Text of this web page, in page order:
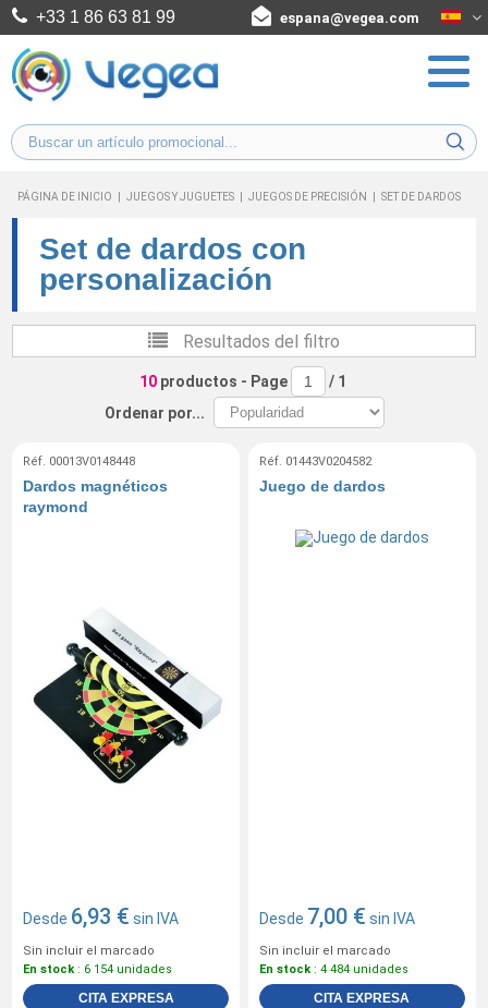
+33 1 86 63 81 99 espana@vegea.com
PÁGINA DE INICIO JUEGOS Y JUGUETES JUEGOS DE PRECISIÓN SET DE DARDOS
Set de dardos con
personalización
Resultados del filtro
10productos - Page / 1
Ordenar por...
Réf. 00013V0148448
Dardos magnéticos
raymond
Desde 6,93 € sin IVA
Sin incluir el marcado
En stock: 6 154 unidades
CITA EXPRESA
Réf. 01443V0204582
Juego de dardos
Desde 7,00 € sin IVA
Sin incluir el marcado
En stock: 4 484 unidades
CITA EXPRESA